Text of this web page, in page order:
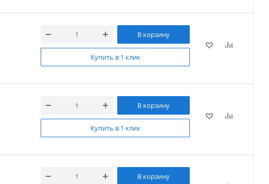
В корзину
Купить в 1 клик
В корзину
Купить в 1 клик
В корзину